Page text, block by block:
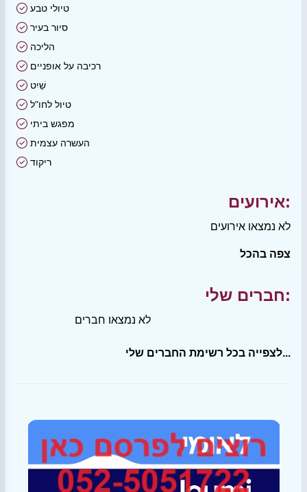
טיולי טבע
סיור בעיר
הליכה
רכיבה על אופניים
שַׁיִט
טיול לחו"ל
מפגש ביתי
העשרה עצמית
ריקוד
אירועים:
לא נמצאו אירועים
צפה בהכל
חברים שלי:
לא נמצאו חברים
לצפייה בכל רשימת החברים שלי...